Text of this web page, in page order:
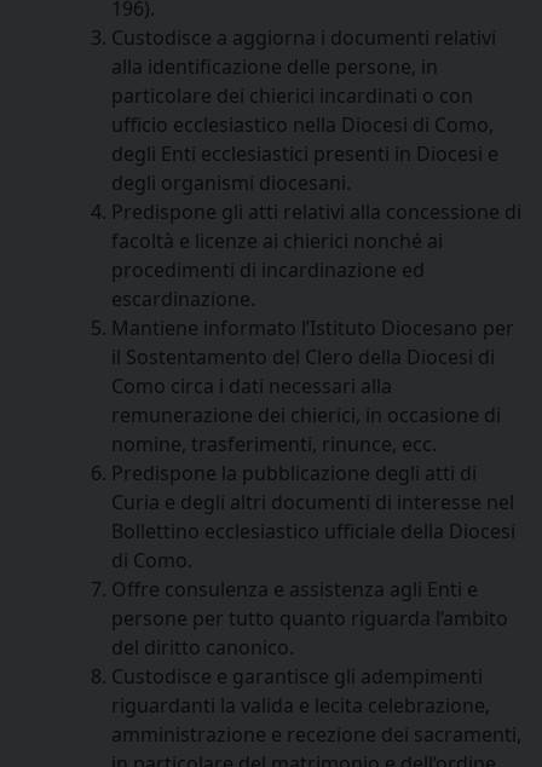
196).
Custodisce a aggiorna i documenti relativi
alla identificazione delle persone, in
particolare dei chierici incardinati o con
ufficio ecclesiastico nella Diocesi di Como,
degli Enti ecclesiastici presenti in Diocesi e
degli organismi diocesani.
Predispone gli atti relativi alla concessione di
facoltà e licenze ai chierici nonché ai
procedimenti di incardinazione ed
escardinazione.
Mantiene informato l’Istituto Diocesano per
il Sostentamento del Clero della Diocesi di
Como circa i dati necessari alla
remunerazione dei chierici, in occasione di
nomine, trasferimenti, rinunce, ecc.
Predispone la pubblicazione degli atti di
Curia e degli altri documenti di interesse nel
Bollettino ecclesiastico ufficiale della Diocesi
di Como.
Offre consulenza e assistenza agli Enti e
persone per tutto quanto riguarda l’ambito
del diritto canonico.
Custodisce e garantisce gli adempimenti
riguardanti la valida e lecita celebrazione,
amministrazione e recezione dei sacramenti,